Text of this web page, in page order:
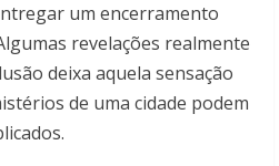
um encerramento
revelações realmente
deixa aquela sensação
de uma cidade podem